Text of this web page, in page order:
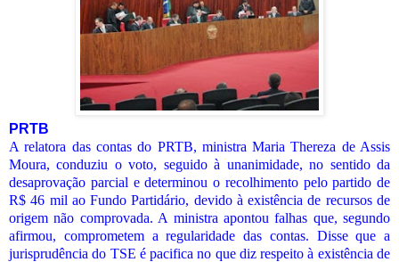
PRTB
A relatora das contas do PRTB, ministra Maria Thereza de Assis
Moura, conduziu o voto, seguido à unanimidade, no sentido da
desaprovação parcial e determinou o recolhimento pelo partido de
R$ 46 mil ao Fundo Partidário, devido à existência de recursos de
origem não comprovada. A ministra apontou falhas que, segundo
afirmou, comprometem a regularidade das contas. Disse que a
jurisprudência do TSE é pacifica no que diz respeito à existência de